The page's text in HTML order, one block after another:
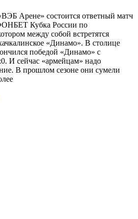
Арене» состоится ответный матч
Кубка России по
между собой встретятся
«Динамо». В столице
победой «Динамо» с
И сейчас «армейцам» надо
В прошлом сезоне они сумели